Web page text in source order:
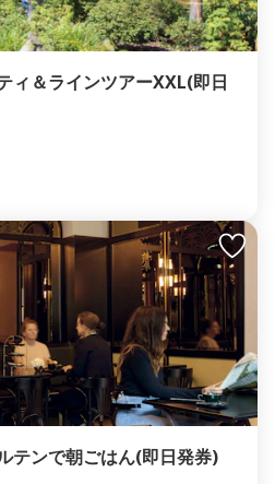
ィ＆ラインツアーXXL(即日
テンで朝ごはん(即日発券)